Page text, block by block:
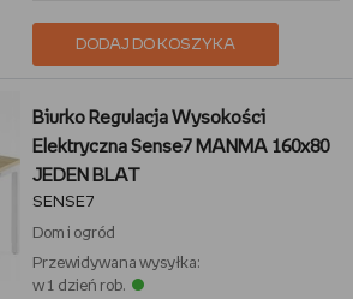
DODAJ DO KOSZYKA
Biurko Regulacja Wysokości
Elektryczna Sense7 MANMA 160x80
JEDEN BLAT
SENSE7
Dom i ogród
Przewidywana wysyłka:
w 1 dzień rob.